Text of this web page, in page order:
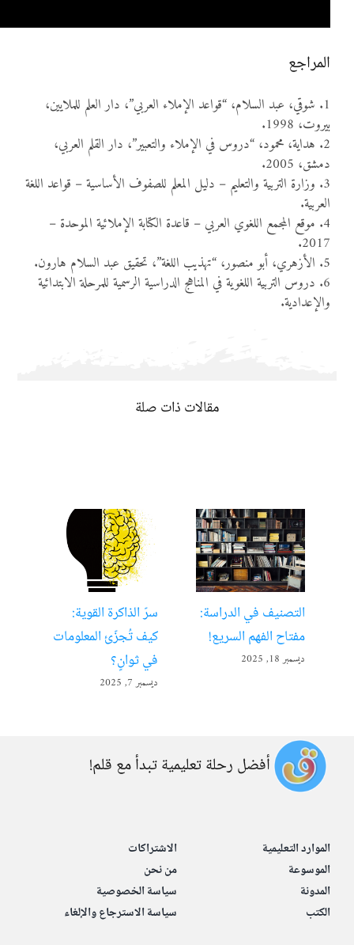
المراجع
1. شوقي، عبد السلام، “قواعد الإملاء العربي”، دار العلم للملايين،
بيروت، 1998.
2. هداية، محمود، “دروس في الإملاء والتعبير”، دار القلم العربي،
دمشق، 2005.
3. وزارة التربية والتعليم – دليل المعلم للصفوف الأساسية – قواعد اللغة
العربية.
4. موقع المجمع اللغوي العربي – قاعدة الكتابة الإملائية الموحدة –
2017.
5. الأزهري، أبو منصور، “تهذيب اللغة”، تحقيق عبد السلام هارون.
6. دروس التربية اللغوية في المناهج الدراسية الرسمية للمرحلة الابتدائية
والإعدادية.
مقالات ذات صلة
التصنيف في الدراسة:
مفتاح الفهم السريع!
ديسمبر 18, 2025
سرّ الذاكرة القوية:
كيف تُجزّئ المعلومات
في ثوانٍ؟
ديسمبر 7, 2025
أفضل رحلة تعليمية تبدأ مع قلم!
الموارد التعليمية
الموسوعة
المدونة
الكتب
الاشتراكات
من نحن
سياسة الخصوصية
سياسة الاسترجاع والإلغاء